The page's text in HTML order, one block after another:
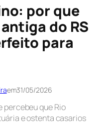
por que
do RS
para
em31/05/2026
percebeu que Rio
e ostenta casarios